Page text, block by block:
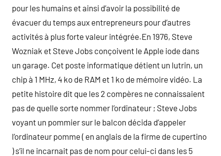
pour les humains et ainsi d’avoir la possibilité de
évacuer du temps aux entrepreneurs pour d’autres
activités à plus forte valeur intégrée.En 1976, Steve
Wozniak et Steve Jobs conçoivent le Apple iode dans
un garage. Cet poste informatique détient un lutrin, un
chip à 1 MHz, 4 ko de RAM et 1 ko de mémoire vidéo. La
petite histoire dit que les 2 compères ne connaissaient
pas de quelle sorte nommer l’ordinateur ; Steve Jobs
voyant un pommier sur le balcon décida d’appeler
l’ordinateur pomme ( en anglais de la firme de cupertino
) s’il ne incarnait pas de nom pour celui-ci dans les 5